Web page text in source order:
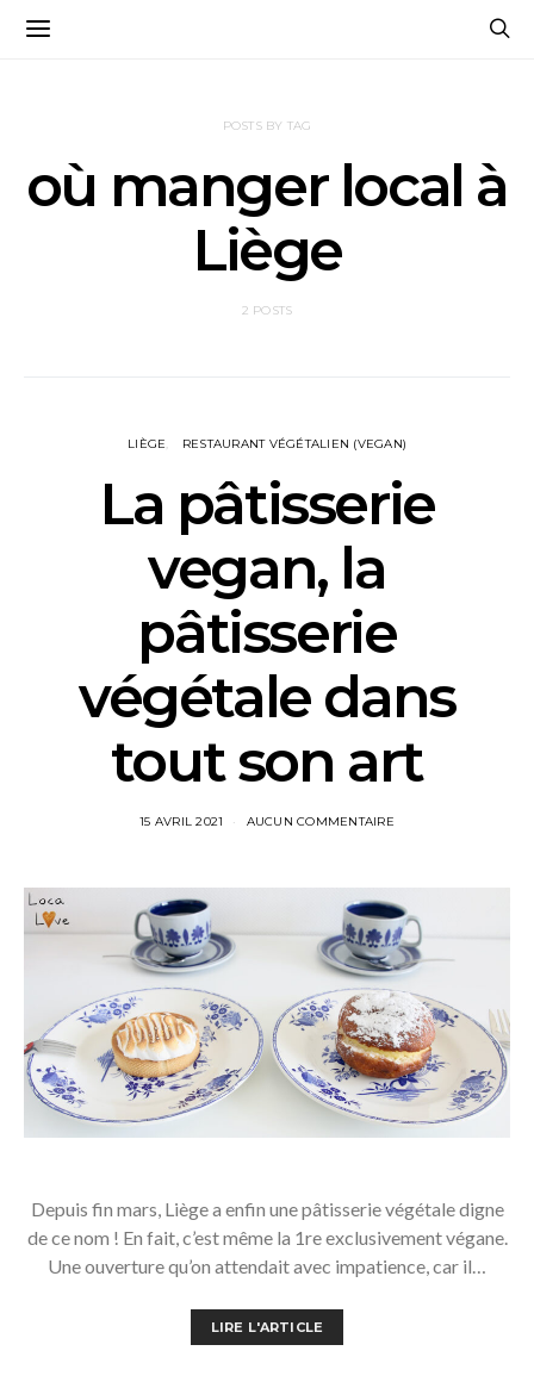
POSTS BY TAG
où manger local à
Liège
2 POSTS
LIÈGE RESTAURANT VÉGÉTALIEN (VEGAN)
La pâtisserie
vegan, la
pâtisserie
végétale dans
tout son art
15 AVRIL 2021 AUCUN COMMENTAIRE
Depuis fin mars, Liège a enfin une pâtisserie végétale digne
de ce nom ! En fait, c’est même la 1re exclusivement végane.
Une ouverture qu’on attendait avec impatience, car il…
LIRE L'ARTICLE